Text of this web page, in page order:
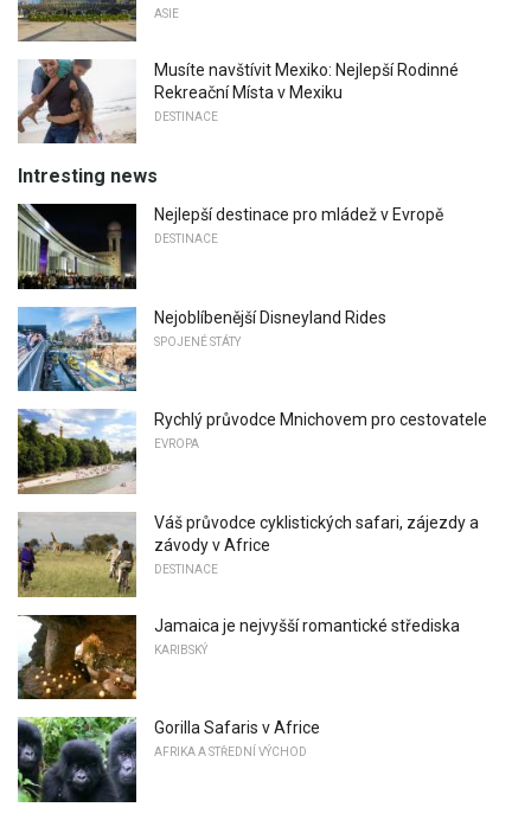
ASIE
Musíte navštívit Mexiko: Nejlepší Rodinné
Rekreační Místa v Mexiku
DESTINACE
Intresting news
Nejlepší destinace pro mládež v Evropě
DESTINACE
Nejoblíbenější Disneyland Rides
SPOJENÉ STÁTY
Rychlý průvodce Mnichovem pro cestovatele
EVROPA
Váš průvodce cyklistických safari, zájezdy a
závody v Africe
DESTINACE
Jamaica je nejvyšší romantické střediska
KARIBSKÝ
Gorilla Safaris v Africe
AFRIKA A STŘEDNÍ VÝCHOD